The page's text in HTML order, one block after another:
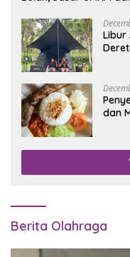
Libur
dan
Berita Olahraga